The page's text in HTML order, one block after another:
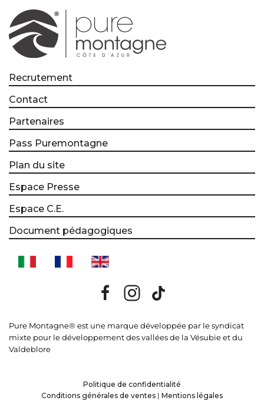
Recrutement
Contact
Partenaires
Pass Puremontagne
Plan du site
Espace Presse
Espace C.E.
Document pédagogiques
Pure Montagne® est une marque développée par le syndicat
mixte pour le développement des vallées de la Vésubie et du
Valdeblore
Politique de confidentialité
Conditions générales de ventes | Mentions légales